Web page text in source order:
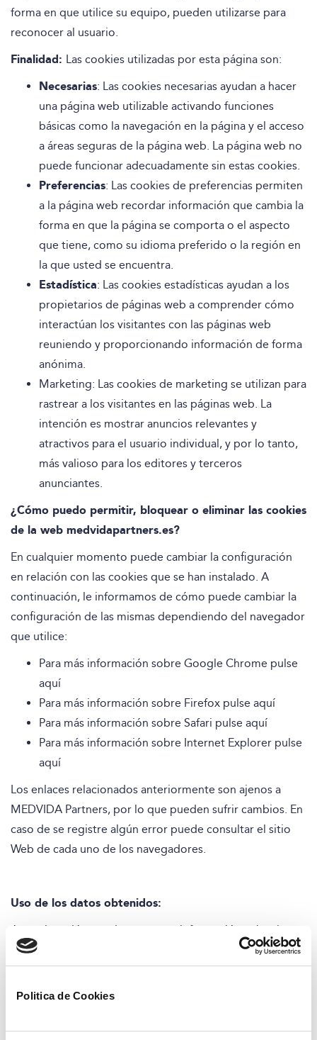
Politica de Cookies
forma en que utilice su equipo, pueden utilizarse para
reconocer al usuario.
Finalidad: Las cookies utilizadas por esta página son:
Necesarias: Las cookies necesarias ayudan a hacer
una página web utilizable activando funciones
básicas como la navegación en la página y el acceso
a áreas seguras de la página web. La página web no
puede funcionar adecuadamente sin estas cookies.
Preferencias: Las cookies de preferencias permiten
a la página web recordar información que cambia la
forma en que la página se comporta o el aspecto
que tiene, como su idioma preferido o la región en
la que usted se encuentra.
Estadística: Las cookies estadísticas ayudan a los
propietarios de páginas web a comprender cómo
interactúan los visitantes con las páginas web
reuniendo y proporcionando información de forma
anónima.
Marketing: Las cookies de marketing se utilizan para
rastrear a los visitantes en las páginas web. La
intención es mostrar anuncios relevantes y
atractivos para el usuario individual, y por lo tanto,
más valioso para los editores y terceros
anunciantes.
¿Cómo puedo permitir, bloquear o eliminar las cookies
de la web medvidapartners.es?
En cualquier momento puede cambiar la configuración
en relación con las cookies que se han instalado. A
continuación, le informamos de cómo puede cambiar la
configuración de las mismas dependiendo del navegador
que utilice:
Para más información sobre Google Chrome pulse
aquí
Para más información sobre Firefox pulse aquí
Para más información sobre Safari pulse aquí
Para más información sobre Internet Explorer pulse
aquí
Los enlaces relacionados anteriormente son ajenos a
MEDVIDA Partners, por lo que pueden sufrir cambios. En
caso de se registre algún error puede consultar el sitio
Web de cada uno de los navegadores.
Uso de los datos obtenidos:
A continuación puede encontrar información sobre las
cookies utilizadas por el sitio web:
medvidapartners.es
Tu estado actual: Denegar.